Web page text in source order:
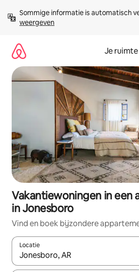
direct
naar
Sommige informatie is automatisch
weergeven
Je
Vakantiewoningen in een
in Jonesboro
Vind en boek bijzondere
Locatie
Wanneer er suggesties beschikbaar